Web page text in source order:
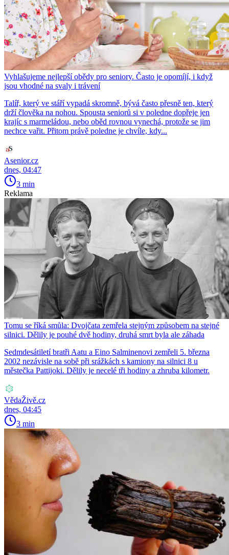
Vyhlašujeme nejlepší obědy pro seniory. Často je opomíjí, i když
jsou vhodné na svaly i trávení
Talíř, který ve stáří vypadá skromně, bývá často přesně ten, který
drží člověka na nohou. Spousta seniorů si v poledne dopřeje jen
krajíc s marmeládou, nebo oběd rovnou vynechá, protože se jim
nechce vařit. Přitom právě poledne je chvíle, kdy...
Asenior.cz
dnes, 04:47
3 min
Reklama
Tomu se říká smůla: Dvojčata zemřela stejným způsobem na stejné
silnici. Dělily je pouhé dvě hodiny, druhá smrt byla ale záhada
Sedmdesátiletí bratři Aatu a Eino Salminenovi zemřeli 5. března
2002 nezávisle na sobě při srážkách s kamiony na silnici 8 u
městečka Pattijoki. Dělily je necelé tři hodiny a zhruba kilometr.
VědaŽivě.cz
dnes, 04:45
3 min